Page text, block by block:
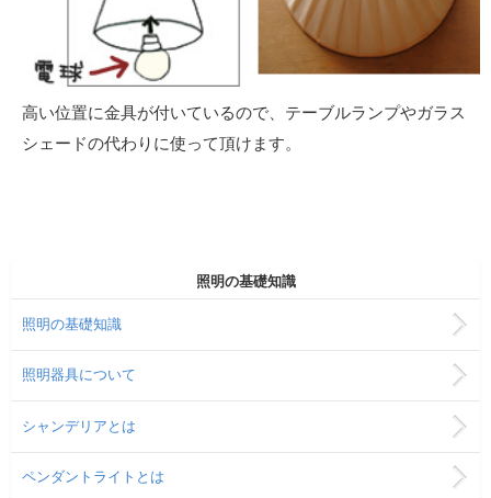
高い位置に金具が付いているので、テーブルランプやガラス
シェードの代わりに使って頂けます。
照明の基礎知識
照明の基礎知識
照明器具について
シャンデリアとは
ペンダントライトとは